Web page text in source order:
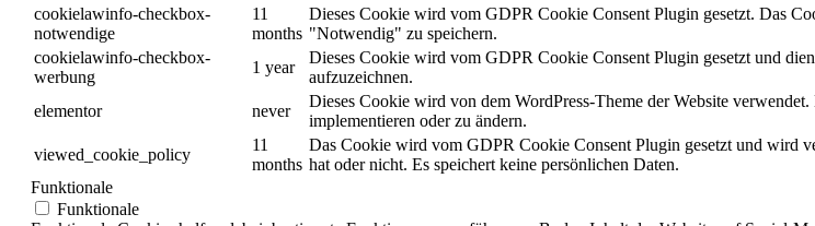
cookielawinfo-checkbox-
notwendige
11
months
Dieses Cookie wird vom GDPR Cookie Consent Plugin gesetzt. Das
"Notwendig" zu speichern.
cookielawinfo-checkbox-
werbung
1 year
Dieses Cookie wird vom GDPR Cookie Consent Plugin gesetzt und
aufzuzeichnen.
elementor
never
Dieses Cookie wird von dem WordPress-Theme der Website
implementieren oder zu ändern.
viewed_cookie_policy
11
months
Das Cookie wird vom GDPR Cookie Consent Plugin gesetzt und wird
hat oder nicht. Es speichert keine persönlichen Daten.
Funktionale
Funktionale